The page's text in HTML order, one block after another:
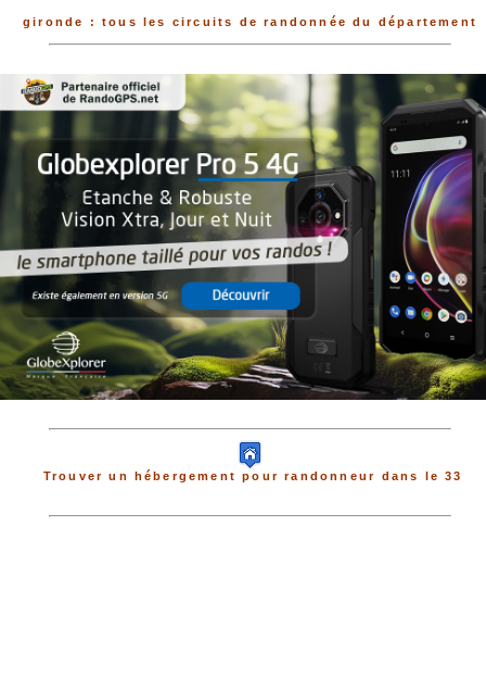
gironde : tous les circuits de randonnée du département
Trouver un hébergement pour randonneur dans le 33